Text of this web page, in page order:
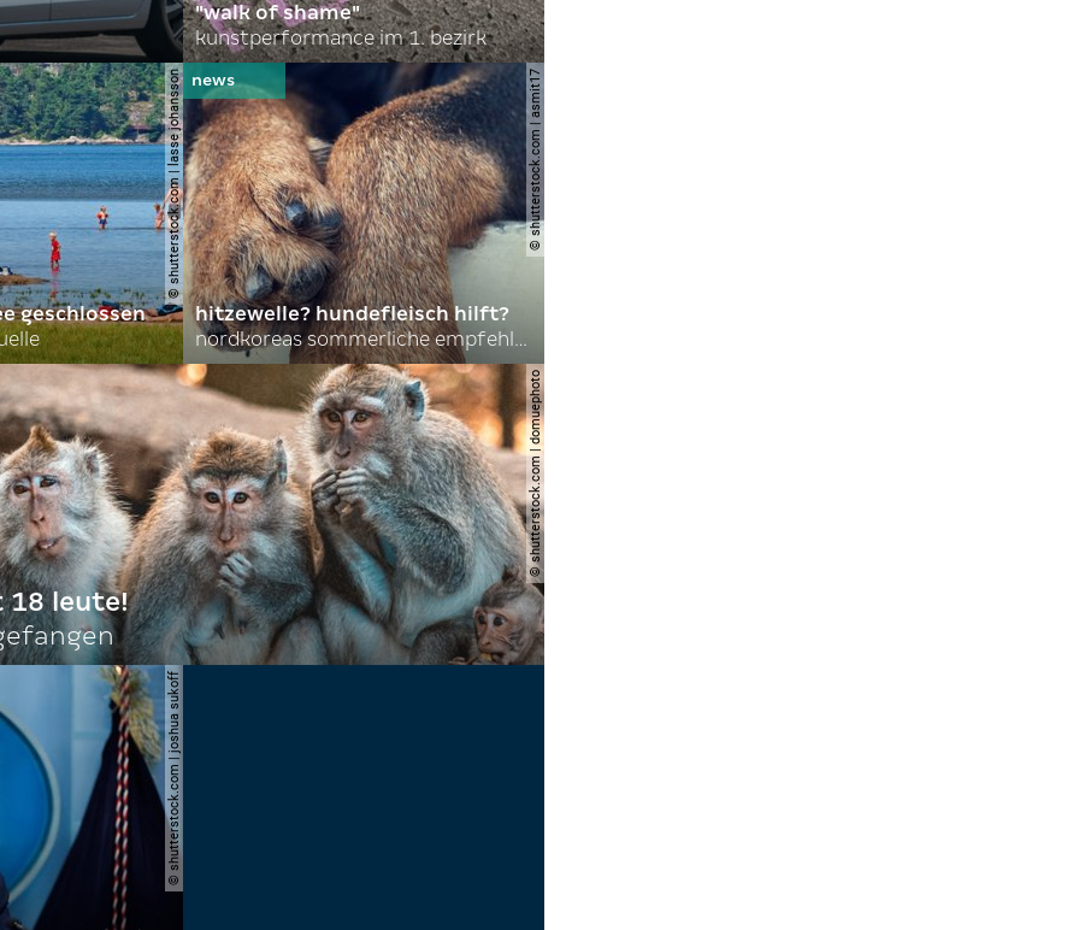
"walk of shame"
kunstperformance im 1. bezirk
© shutterstock.com | lasse johansson
geschlossen
© shutterstock.com | asmit17
hitzewelle? hundefleisch hilft?
nordkoreas sommerliche empfehlungen
© shutterstock.com | domuephoto
leute!
© shutterstock.com | joshua sukoff